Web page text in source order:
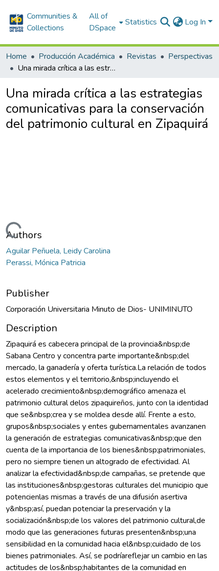
Communities &
Collections
All of
DSpace
Statistics Log In
Home Producción Académica Revistas
Perspectivas
Una mirada crítica a las estrategias comunicativas para la conservación del patrimonio cultural en Zipaquirá
Una mirada crítica a las estrategias
comunicativas para la conservación
del patrimonio cultural en Zipaquirá
Authors
Aguilar Peñuela, Leidy Carolina
Perassi, Mónica Patricia
Publisher
Corporación Universitaria Minuto de Dios- UNIMINUTO
Description
Zipaquirá es cabecera principal de la provincia&nbsp;de
Sabana Centro y concentra parte importante&nbsp;del
mercado, la ganadería y oferta turística.La relación de todos
estos elementos y el territorio,&nbsp;incluyendo el
acelerado crecimiento&nbsp;demográfico amenaza el
patrimonio cultural delos zipaquireños, junto con la identidad
que se&nbsp;crea y se moldea desde allí. Frente a esto,
grupos&nbsp;sociales y entes gubernamentales avanzanen
la generación de estrategias comunicativas&nbsp;que den
cuenta de la importancia de los bienes&nbsp;patrimoniales,
pero no siempre tienen un altogrado de efectividad. Al
analizar la efectividad&nbsp;de campañas, se pretende que
las instituciones&nbsp;gestoras culturales del municipio que
potencienlas mismas a través de una difusión asertiva
y&nbsp;así, puedan potenciar la preservación y la
socialización&nbsp;de los valores del patrimonio cultural,de
modo que las generaciones futuras presenten&nbsp;una
sensibilidad en la comunidad hacia el&nbsp;cuidado de los
bienes patrimoniales. Así, se podríareflejar un cambio en las
actitudes de los&nbsp;habitantes de la comunidad en